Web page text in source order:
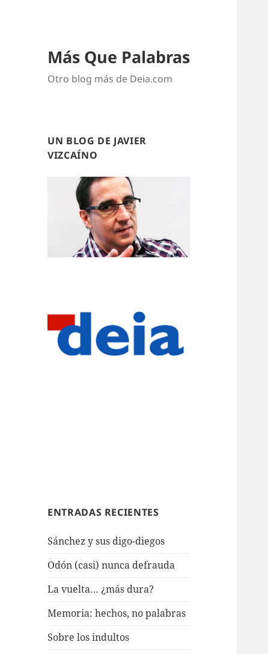
Más Que Palabras
Otro blog más de Deia.com
UN BLOG DE JAVIER
VIZCAÍNO
ENTRADAS RECIENTES
Sánchez y sus digo-diegos
Odón (casi) nunca defrauda
La vuelta… ¿más dura?
Memoria: hechos, no palabras
Sobre los indultos